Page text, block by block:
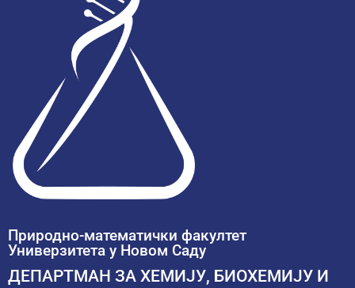
Природно-математички факултет
Универзитета у Новом Саду
ДЕПАРТМАН ЗА ХЕМИЈУ, БИОХЕМИЈУ И